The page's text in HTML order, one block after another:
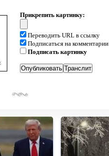
Прикрепить картинку:
Переводить URL в ссылку
Подписаться на комментарии
Подписать картинку